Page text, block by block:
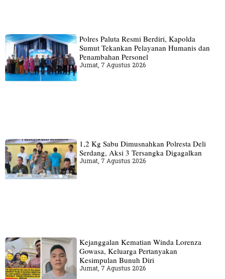
Polres Paluta Resmi Berdiri, Kapolda
Sumut Tekankan Pelayanan Humanis dan
Penambahan Personel
Jumat, 7 Agustus 2026
1,2 Kg Sabu Dimusnahkan Polresta Deli
Serdang, Aksi 3 Tersangka Digagalkan
Jumat, 7 Agustus 2026
Kejanggalan Kematian Winda Lorenza
Gowasa, Keluarga Pertanyakan
Kesimpulan Bunuh Diri
Jumat, 7 Agustus 2026